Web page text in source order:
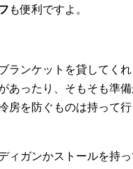
も便利ですよ。
ランケットを貸してくれ
あったり、そもそも準
房を防ぐものは持って
ィガンかストールを持